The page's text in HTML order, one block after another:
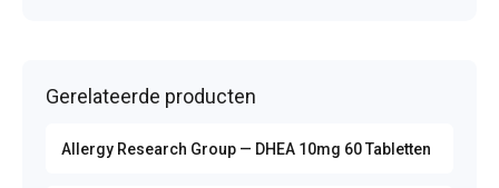
Gerelateerde producten
Allergy Research Group — DHEA 10mg 60 Tabletten